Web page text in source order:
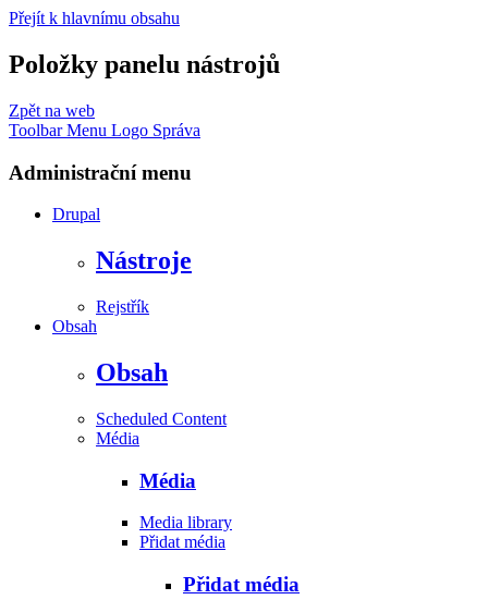
Přejít k hlavnímu obsahu
Položky panelu nástrojů
Zpět na web
Toolbar Menu Logo Správa
Administrační menu
Drupal
Nástroje
Rejstřík
Obsah
Obsah
Scheduled Content
Média
Média
Media library
Přidat média
Přidat média